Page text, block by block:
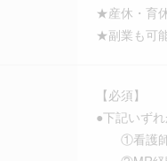
★産休・育
★副業も可
【必須】
●下記いず
①看護師